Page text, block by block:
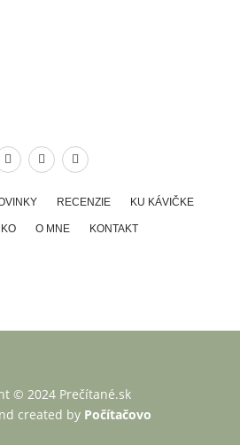
RECENZIE KU KÁVIČKE
O MNE KONTAKT
© 2024 Prečítané.sk
created by Počítačovo